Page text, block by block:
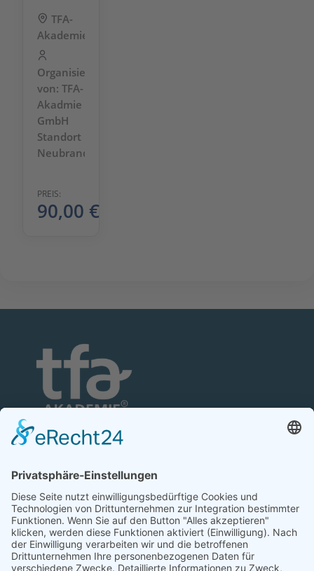
TFA-
Akademie
Organisiert
von: TFA-
Akadmie
GmbH
Standort
Neubrandenburg
PREIS:
90,00 €
Nonnenhofer Straße 24/26
17033 Neubrandenburg
Telefon: 0395 35 88 100
Telefax: 0395 35 88 111
E-Mail:neubrandenburg@tfa-akademie.de